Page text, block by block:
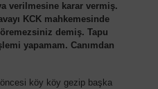
verilmesine karar vermiş.
KCK mahkemesinde
demiş. Tapu
yapamam. Canımdan
köy köy gezip başka